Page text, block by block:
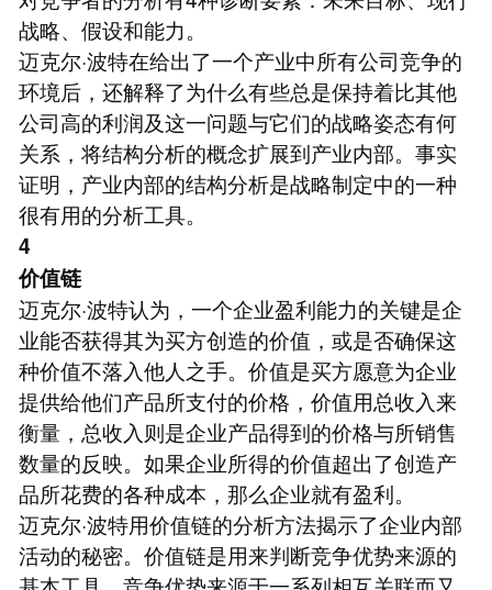
战略、假设和能力。
迈克尔·波特在给出了一个产业中所有公司竞争的
环境后，还解释了为什么有些总是保持着比其他
公司高的利润及这一问题与它们的战略姿态有何
关系，将结构分析的概念扩展到产业内部。事实
证明，产业内部的结构分析是战略制定中的一种
很有用的分析工具。
4
价值链
迈克尔·波特认为，一个企业盈利能力的关键是企
业能否获得其为买方创造的价值，或是否确保这
种价值不落入他人之手。价值是买方愿意为企业
提供给他们产品所支付的价格，价值用总收入来
衡量，总收入则是企业产品得到的价格与所销售
数量的反映。如果企业所得的价值超出了创造产
品所花费的各种成本，那么企业就有盈利。
迈克尔·波特用价值链的分析方法揭示了企业内部
活动的秘密。价值链是用来判断竞争优势来源的